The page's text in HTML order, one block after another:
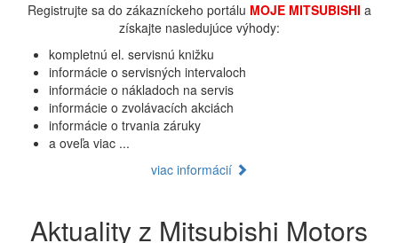
Registrujte sa do zákazníckeho portálu MOJE MITSUBISHI a
získajte nasledujúce výhody:
kompletnú el. servisnú knižku
informácie o servisných intervaloch
informácie o nákladoch na servis
informácie o zvolávacích akciách
informácie o trvania záruky
a oveľa viac ...
viac informácií
Aktuality z Mitsubishi Motors